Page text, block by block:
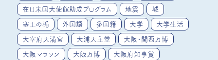
在日米国大使館助成プログラム 地震 城
塞王の楯 外国語 多国籍 大学 大学生活
大宰府天満宮 大浦天主堂 大阪・関西万博
大阪マラソン 大阪万博 大阪府知事賞